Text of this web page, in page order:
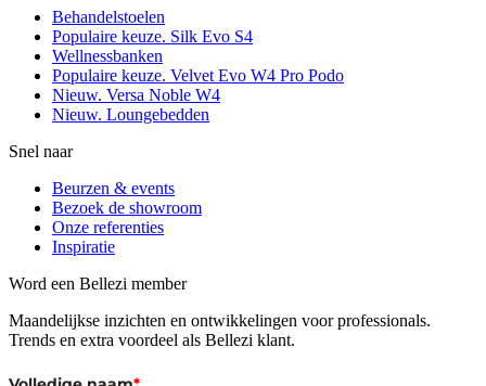
Behandelstoelen
Populaire keuze. Silk Evo S4
Wellnessbanken
Populaire keuze. Velvet Evo W4 Pro Podo
Nieuw. Versa Noble W4
Nieuw. Loungebedden
Snel naar
Beurzen & events
Bezoek de showroom
Onze referenties
Inspiratie
Word een Bellezi member
Maandelijkse inzichten en ontwikkelingen voor professionals.
Trends en extra voordeel als Bellezi klant.